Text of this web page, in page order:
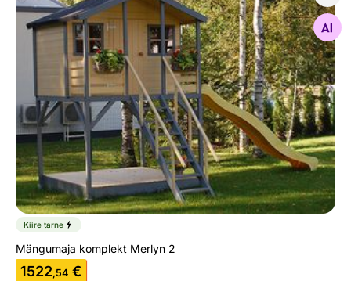
Mängumaja komplekt Merlyn 2
Otsi sarnaseid
Kiire tarne
Mängumaja komplekt Merlyn 2
1522,54 €